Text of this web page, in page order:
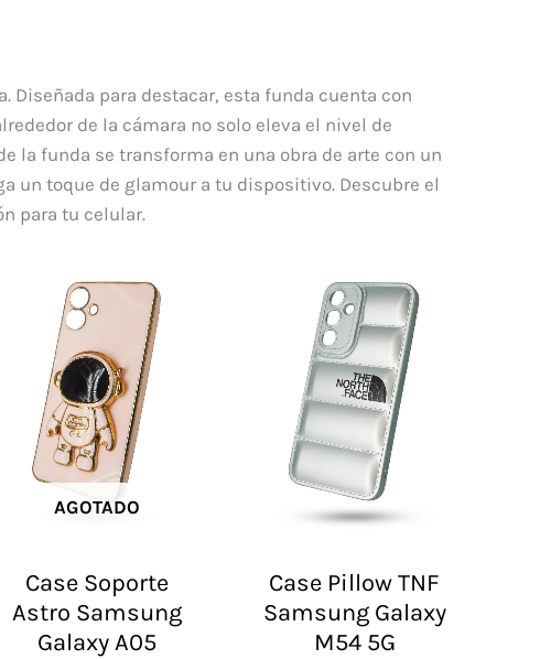
para destacar, esta funda cuenta con
de la cámara no solo eleva el nivel de
la funda se transforma en una obra de arte con un
un toque de glamour a tu dispositivo. Descubre el
para tu celular.
AGOTADO
Case Soporte
Astro Samsung
Galaxy A05
Case Pillow TNF
Samsung Galaxy
M54 5G